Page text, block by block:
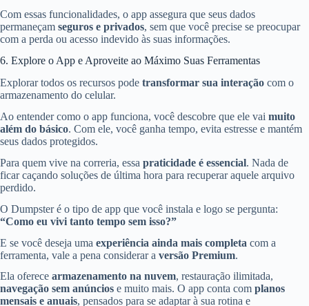
Com essas funcionalidades, o app assegura que seus dados
permaneçam seguros e privados, sem que você precise se preocupar
com a perda ou acesso indevido às suas informações.
6. Explore o App e Aproveite ao Máximo Suas Ferramentas
Explorar todos os recursos pode transformar sua interação com o
armazenamento do celular.
Ao entender como o app funciona, você descobre que ele vai muito
além do básico. Com ele, você ganha tempo, evita estresse e mantém
seus dados protegidos.
Para quem vive na correria, essa praticidade é essencial. Nada de
ficar caçando soluções de última hora para recuperar aquele arquivo
perdido.
O Dumpster é o tipo de app que você instala e logo se pergunta:
“Como eu vivi tanto tempo sem isso?”
E se você deseja uma experiência ainda mais completa com a
ferramenta, vale a pena considerar a versão Premium.
Ela oferece armazenamento na nuvem, restauração ilimitada,
navegação sem anúncios e muito mais. O app conta com planos
mensais e anuais, pensados para se adaptar à sua rotina e